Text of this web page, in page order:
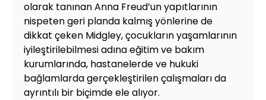
olarak tanınan Anna Freud’un yapıtlarının
nispeten geri planda kalmış yönlerine de
dikkat çeken Midgley, çocukların yaşamlarının
iyileştirilebilmesi adına eğitim ve bakım
kurumlarında, hastanelerde ve hukuki
bağlamlarda gerçekleştirilen çalışmaları da
ayrıntılı bir biçimde ele alıyor.